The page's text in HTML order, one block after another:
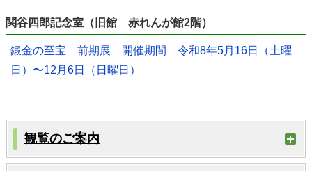
関谷四郎記念室（旧館 赤れんが館2階）
鍛金の至宝 前期展 開催期間 令和8年5月16日（土曜
日）〜12月6日（日曜日）
観覧のご案内